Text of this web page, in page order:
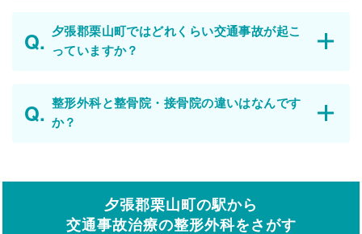
夕張郡栗山町ではどれくらい交通事故が起こ
っていますか？
整形外科と整骨院・接骨院の違いはなんです
か？
夕張郡栗山町の駅から
交通事故治療の整形外科をさがす